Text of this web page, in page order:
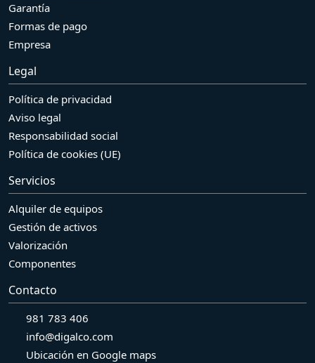
Garantía
Formas de pago
Empresa
Legal
Política de privacidad
Aviso legal
Responsabilidad social
Política de cookies (UE)
Servicios
Alquiler de equipos
Gestión de activos
Valorización
Componentes
Contacto
981 783 406
info@digalco.com
Ubicación en Google maps